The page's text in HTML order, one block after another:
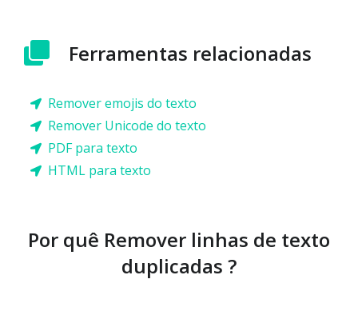
Ferramentas relacionadas
Remover emojis do texto
Remover Unicode do texto
PDF para texto
HTML para texto
Por quê Remover linhas de texto
duplicadas ?